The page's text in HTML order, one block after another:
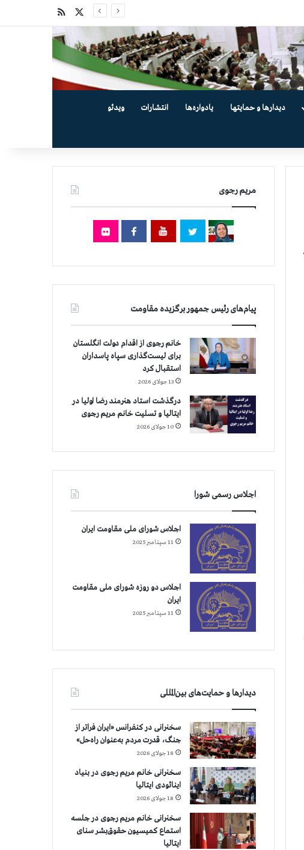
دیدارها و حمایتها یادواره‌ها انتشارات ویدئو
مریم رجوی
پیام‌های رئیس جمهور برگزیده مقاومت
خانم رجوی از اقدام دولت انگلستان
برای لیست‌گذاری سپاه پاسداران
استقبال کرد
13 جولای 2026
درگذشت استاد هنرمند رضا اولیا در
ایتالیا و تسلیت خانم مریم رجوی
10 جولای 2026
اجلاس رسمی شورا
اجلاس شورای ملی مقاومت ایران
11 سپتامبر 2025
اجلاس دو روزه شورای ملی مقاومت
ایران
11 سپتامبر 2025
دیدارها و حمایت‌های بین‌المللی
سخنرانی در کنفرانس «ایران فراتر از
جنگ، قدرت مردم به‌عنوان راه‌حل»
18 جولای 2026
سخنرانی خانم مریم رجوی در بنیاد
اینائودی ایتالیا
18 جولای 2026
سخنرانی خانم مریم رجوی در جلسه
استماع کمیسیون حقوق‌بشر سنای
ایتالیا